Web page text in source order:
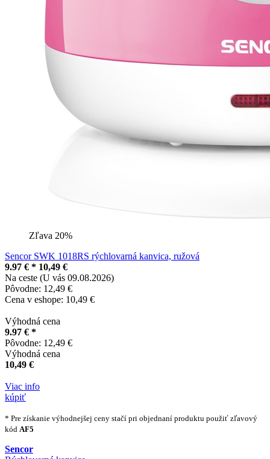
Zľava 20%
Sencor SWK 1018RS rýchlovarná kanvica, ružová
9.97 € * 10,49 €
Na ceste (U vás 09.08.2026)
Pôvodne: 12,49 €
Cena v eshope: 10,49 €
Výhodná cena
9.97 € *
Pôvodne: 12,49 €
Výhodná cena
10,49 €
Viac info
kúpiť
* Pre získanie výhodnejšej ceny stačí pri objednaní produktu použiť zľavový
kód AF5
Sencor